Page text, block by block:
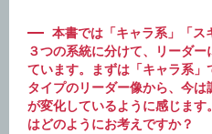
本書では「キャラ系」「ス
３つの系統に分けて、リーダ
ています。まずは「キャラ系
タイプのリーダー像から、今
が変化しているように感じま
はどのようにお考えですか？